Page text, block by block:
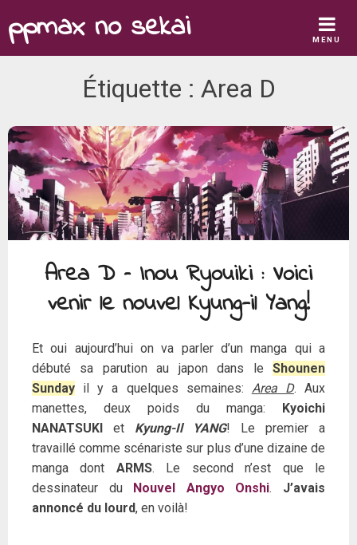
to
content
ppmax no sekai MENU
Étiquette : Area D
Area D – Inou Ryouiki : Voici
venir le nouvel Kyung-il Yang!
Et oui aujourd’hui on va parler d’un manga qui a
débuté sa parution au japon dans le Shounen
Sunday il y a quelques semaines: Area D. Aux
manettes, deux poids du manga: Kyoichi
NANATSUKI et Kyung-Il YANG! Le premier a
travaillé comme scénariste sur plus d’une dizaine de
manga dont ARMS. Le second n’est que le
dessinateur du Nouvel Angyo Onshi. J’avais
annoncé du lourd, en voilà!